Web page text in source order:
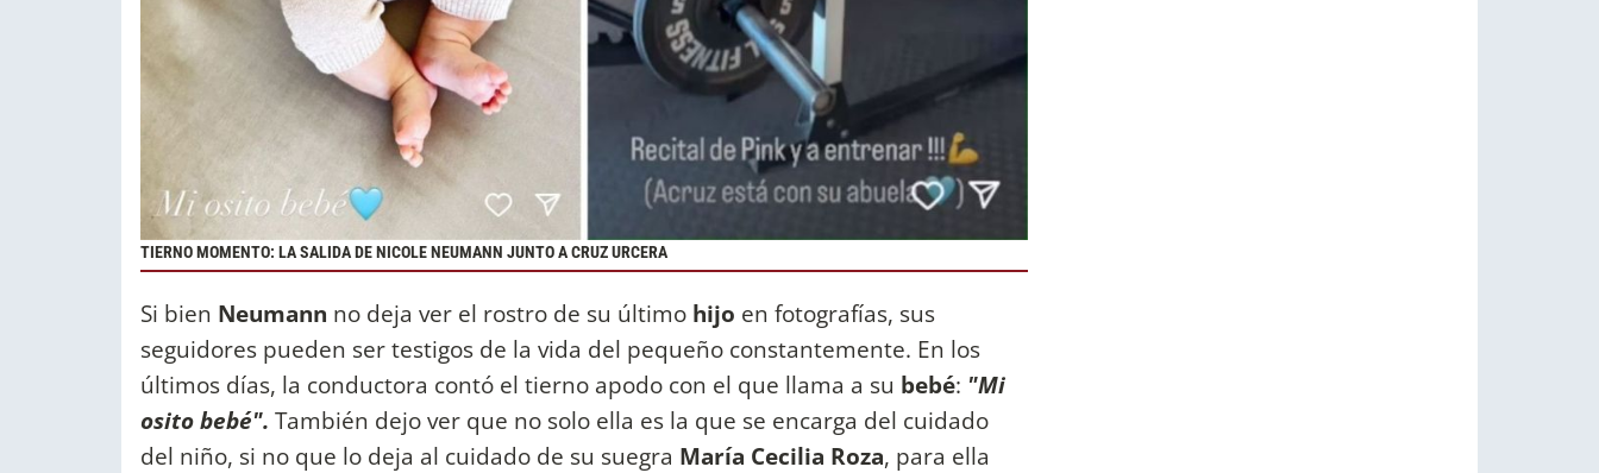
TIERNO MOMENTO: LA SALIDA DE NICOLE NEUMANN JUNTO A CRUZ URCERA
Si bien Neumann no deja ver el rostro de su último hijo en fotografías, sus
seguidores pueden ser testigos de la vida del pequeño constantemente. En los
últimos días, la conductora contó el tierno apodo con el que llama a su bebé: "Mi
osito bebé". También dejo ver que no solo ella es la que se encarga del cuidado
del niño, si no que lo deja al cuidado de su suegra María Cecilia Roza, para ella